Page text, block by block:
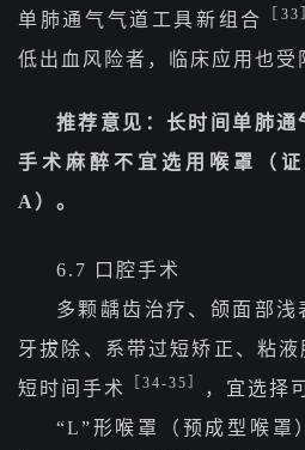
单肺通气气道工具新组合
［33
低出血风险者，临床应用也受
推荐意见：长时间单肺
手术麻醉不宜选用喉罩（
A）。
6.7 口腔手术
多颗龋齿治疗、颌面部
牙拔除、系带过短矫正、粘
短时间手术
［34-35］ ，宜选择
“L”形喉罩（预成型喉罩